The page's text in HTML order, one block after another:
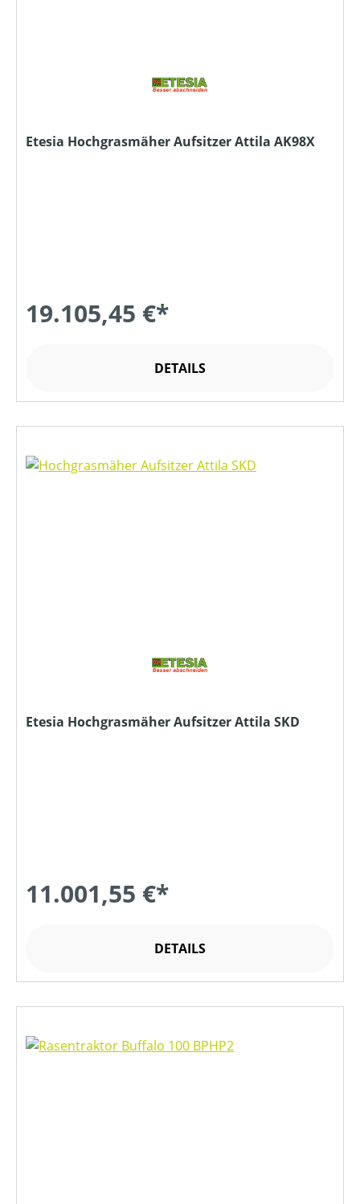
Etesia Hochgrasmäher Aufsitzer Attila AK98X
19.105,45 €*
DETAILS
Etesia Hochgrasmäher Aufsitzer Attila SKD
11.001,55 €*
DETAILS